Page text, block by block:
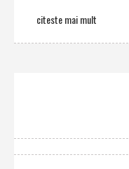
citeste mai mult